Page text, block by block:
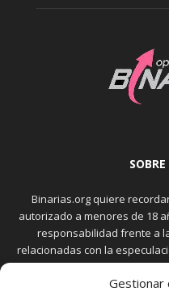
Gestionar
Binarias.org quiere
autorizado a menores de 18
responsabilidad frente a
relacionadas con la
El trading en el mercado
elevados. Usted debe